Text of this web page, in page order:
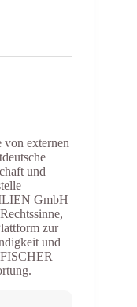
von externen
und
GmbH
zur
und